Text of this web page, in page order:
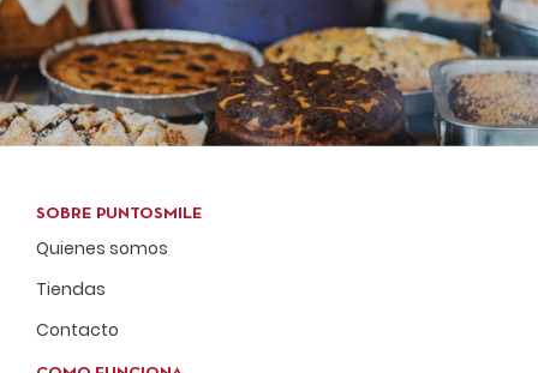
SOBRE PUNTOSMILE
Quienes somos
Tiendas
Contacto